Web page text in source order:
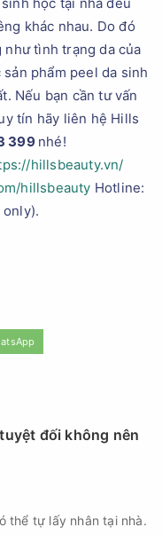
khác nhau. Do đó
tình trạng da của
phẩm peel da sinh
Nếu bạn cần tư vấn
tín hãy liên hệ Hills
399 nhé!
hillsbeauty.vn/
hillsbeauty Hotline:
đối không nên
thể tự lấy nhân tại nhà.